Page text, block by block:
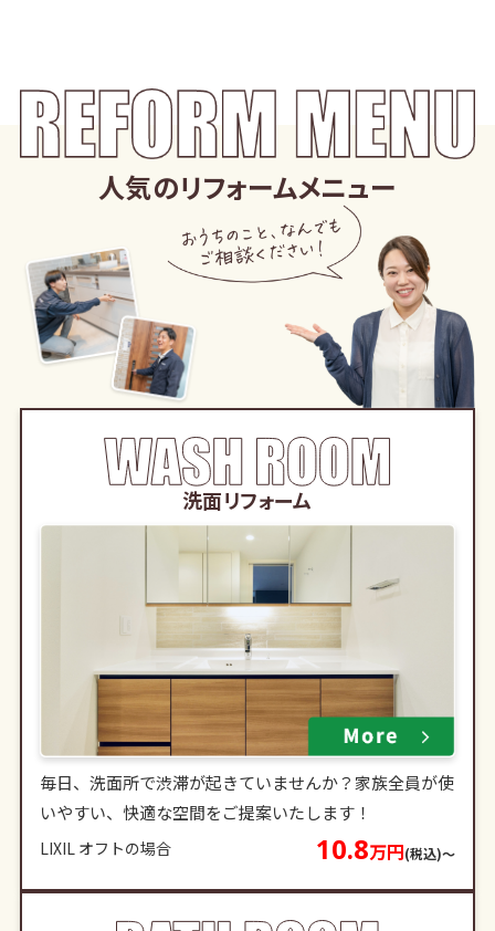
人気のリフォームメニュー
洗面リフォーム
毎日、洗面所で渋滞が起きていませんか？家族全員が使
いやすい、快適な空間をご提案いたします！
LIXIL オフトの場合 10.8万円(税込)〜